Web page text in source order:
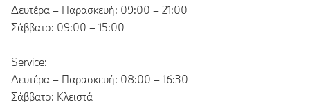
Δευτέρα – Παρασκευή: 09:00 – 21:00
Σάββατο: 09:00 – 15:00
Service:
Δευτέρα – Παρασκευή: 08:00 – 16:30
Σάββατο: Κλειστά